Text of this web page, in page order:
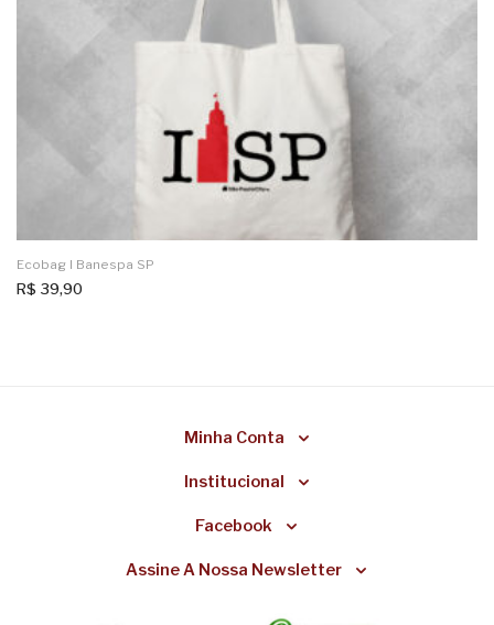
Ecobag I Banespa SP
R$ 39,90
Minha Conta
Institucional
Facebook
Assine A Nossa Newsletter